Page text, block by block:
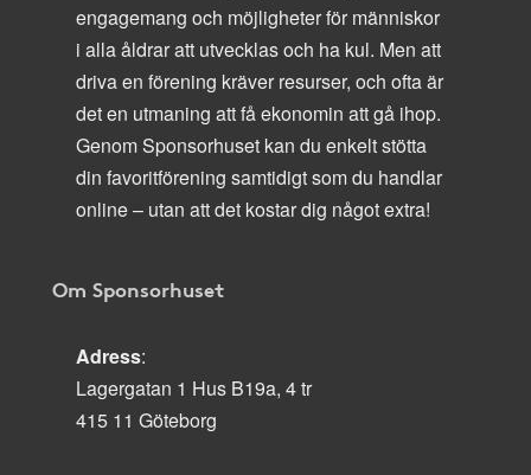
engagemang och möjligheter för människor
i alla åldrar att utvecklas och ha kul. Men att
driva en förening kräver resurser, och ofta är
det en utmaning att få ekonomin att gå ihop.
Genom Sponsorhuset kan du enkelt stötta
din favoritförening samtidigt som du handlar
online – utan att det kostar dig något extra!
Om Sponsorhuset
Adress:
Lagergatan 1 Hus B19a, 4 tr
415 11 Göteborg